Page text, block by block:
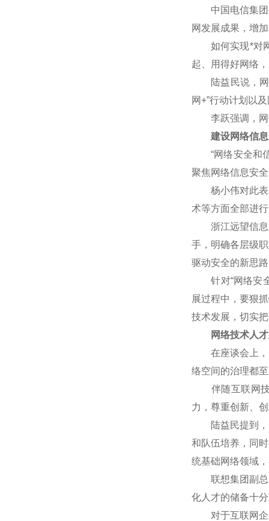
中国电信集团公
网发展成果，增
如何实现*对网
起、用得好网络
陆益民说，网
网+”行动计划以
李跃强调，网
建设网络信息
“网络安全和信
聚焦网络信息安
杨小伟对此表示
术等方面全部进
浙江远望信息股
手，明确各层级
驱动安全的新思
针对“网络安全
展过程中，要狠
技术发展，切实
网络技术人才
在座谈会上，网
络空间的治理都
伴随互联网技
力，尊重创新、
陆益民提到，
和队伍培养，同
统基础网络领域
联想集团副总裁
化人才的储备十
对于互联网企业